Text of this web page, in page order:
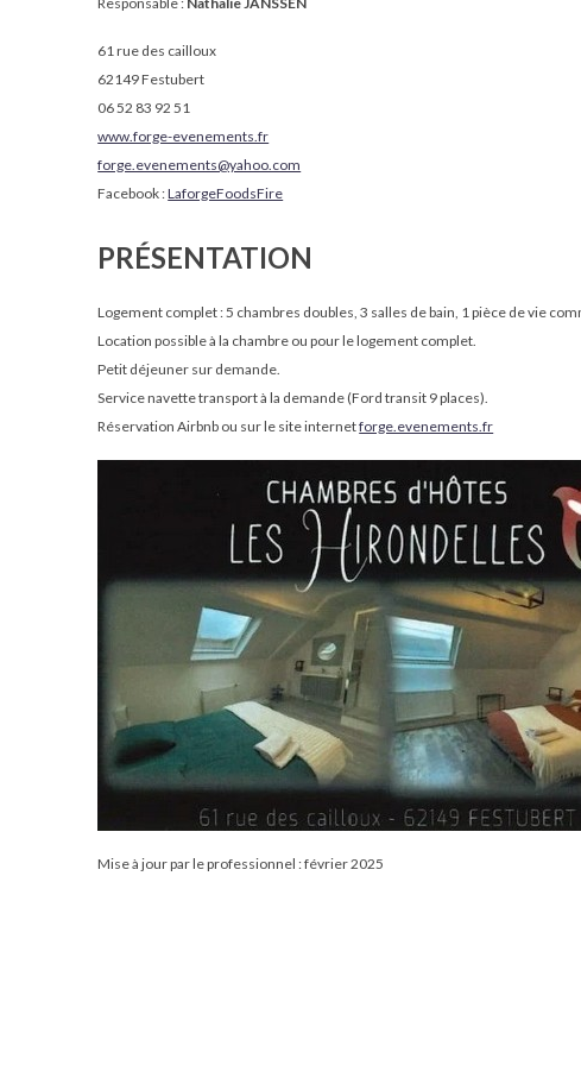
61 rue des cailloux
62149 Festubert
06 52 83 92 51
www.forge-evenements.fr
forge.evenements@yahoo.com
Facebook :LaforgeFoodsFire
PRÉSENTATION
Logement complet : 5 chambres doubles, 3 salles de bain, 1 pièce de vie
Location possible à la chambre ou pour le logement complet.
Petit déjeuner sur demande.
Service navette transport à la demande (Ford transit 9 places).
Réservation Airbnb ou sur le site internetforge.evenements.fr
Mise à jour par le professionnel : février 2025